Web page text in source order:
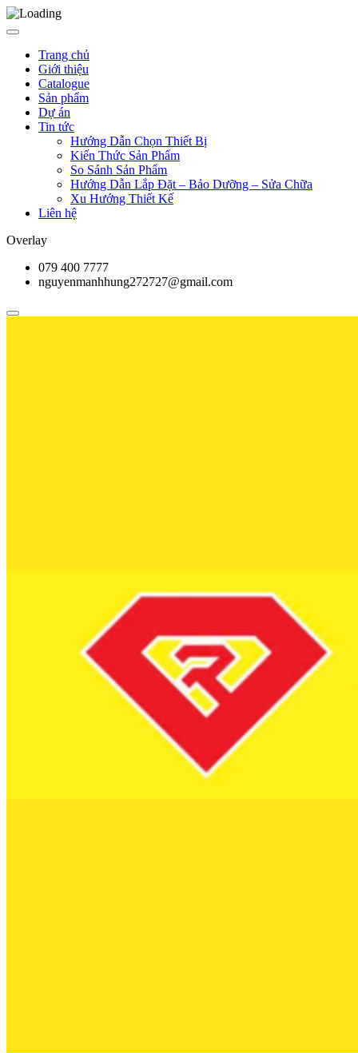
Trang chủ
Giới thiệu
Catalogue
Sản phẩm
Dự án
Tin tức
Hướng Dẫn Chọn Thiết Bị
Kiến Thức Sản Phẩm
So Sánh Sản Phẩm
Hướng Dẫn Lắp Đặt – Bảo Dưỡng – Sửa Chữa
Xu Hướng Thiết Kế
Liên hệ
Overlay
079 400 7777
nguyenmanhhung272727@gmail.com